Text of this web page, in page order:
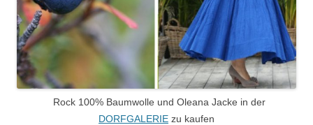
Rock 100% Baumwolle und Oleana Jacke in der
DORFGALERIE zu kaufen